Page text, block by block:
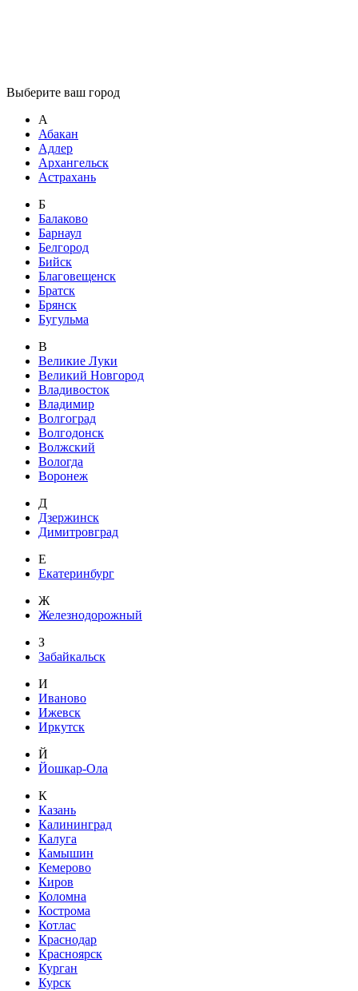
Выберите ваш город
А
Абакан
Адлер
Архангельск
Астрахань
Б
Балаково
Барнаул
Белгород
Бийск
Благовещенск
Братск
Брянск
Бугульма
В
Великие Луки
Великий Новгород
Владивосток
Владимир
Волгоград
Волгодонск
Волжский
Вологда
Воронеж
Д
Дзержинск
Димитровград
Е
Екатеринбург
Ж
Железнодорожный
З
Забайкальск
И
Иваново
Ижевск
Иркутск
Й
Йошкар-Ола
К
Казань
Калининград
Калуга
Камышин
Кемерово
Киров
Коломна
Кострома
Котлас
Краснодар
Красноярск
Курган
Курск